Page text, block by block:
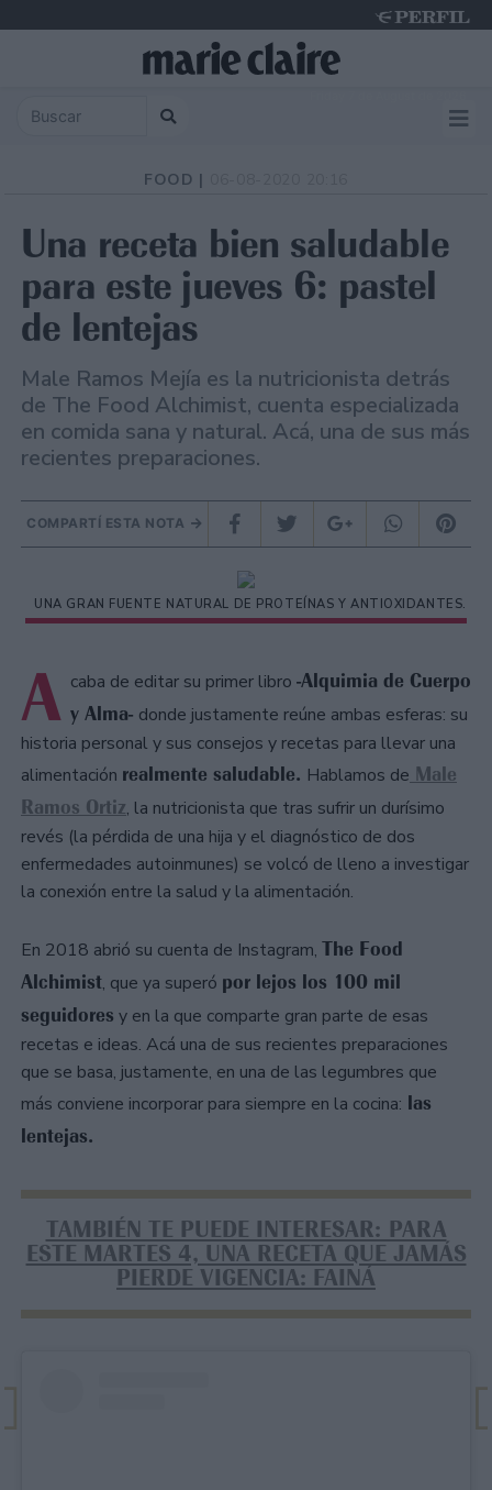
FOOD |
Una receta bien saludable
para este jueves 6: pastel
de lentejas
Male Ramos Mejía es la nutricionista detrás
de The Food Alchimist, cuenta especializada
en comida sana y natural. Acá, una de sus más
recientes preparaciones.
COMPARTÍ ESTA NOTA
UNA GRAN FUENTE NATURAL DE PROTEÍNAS Y ANTIOXIDANTES.
A caba de editar su primer libro -Alquimia de Cuerpo
y Alma- donde justamente reúne ambas esferas: su
historia personal y sus consejos y recetas para llevar una
alimentación realmente saludable. Hablamos de Male
Ramos Ortiz, la nutricionista que tras sufrir un durísimo
revés (la pérdida de una hija y el diagnóstico de dos
enfermedades autoinmunes) se volcó de lleno a investigar
la conexión entre la salud y la alimentación.
En 2018 abrió su cuenta de Instagram, The Food
Alchimist, que ya superó por lejos los 100 mil
seguidores y en la que comparte gran parte de esas
recetas e ideas. Acá una de sus recientes preparaciones
que se basa, justamente, en una de las legumbres que
más conviene incorporar para siempre en la cocina: las
lentejas.
TAMBIÉN TE PUEDE INTERESAR: PARA
ESTE MARTES 4, UNA RECETA QUE JAMÁS
PIERDE VIGENCIA: FAINÁ